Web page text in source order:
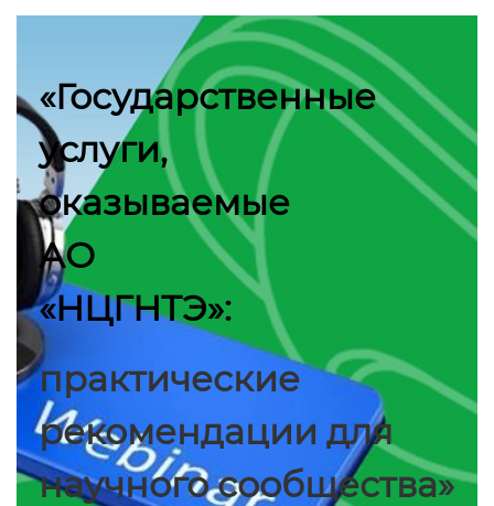
«Государственные
услуги,
оказываемые
АО
«НЦГНТЭ»:
практические
рекомендации для
научного сообщества»